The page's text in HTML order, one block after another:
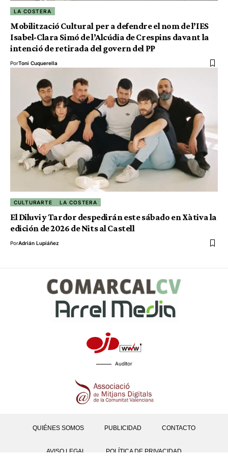
LA COSTERA
Mobilització Cultural per a defendre el nom de l’IES
Isabel-Clara Simó de l’Alcúdia de Crespins davant la
intenció de retirada del govern del PP
PorToni Cuquerella
CULTURARTE LA COSTERA
El Diluvi y Tardor despedirán este sábado en Xàtiva la
edición de 2026 de Nits al Castell
PorAdrián Lupiáñez
Auditor
QUIÉNES SOMOS PUBLICIDAD CONTACTO
AVISO LEGAL POLÍTICA DE PRIVACIDAD